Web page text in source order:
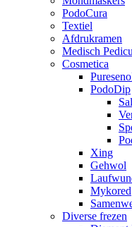
PodoCura
Textiel
Afdrukramen
Medisch
Cosmetica
PodoDip
Xing
Gehwol
Mykored
Diverse frezen